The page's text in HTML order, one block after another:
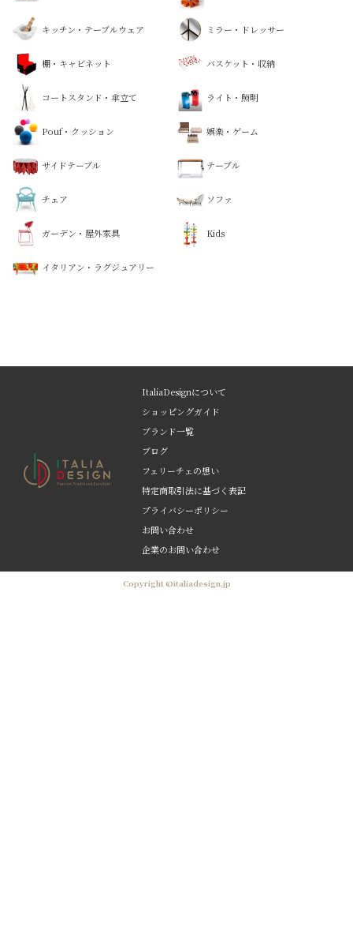
キッチン・テーブルウェア ミラー・ドレッサー
棚・キャビネット バスケット・収納
コートスタンド・傘立て ライト・照明
Pouf・クッション 娯楽・ゲーム
サイドテーブル テーブル
チェア ソファ
ガーデン・屋外家具 Kids
イタリアン・ラグジュアリー
ItaliaDesignについて
ショッピングガイド
ブランド一覧
ブログ
フェリーチェの想い
特定商取引法に基づく表記
プライバシーポリシー
お問い合わせ
企業のお問い合わせ
Copyright ©italiadesign.jp